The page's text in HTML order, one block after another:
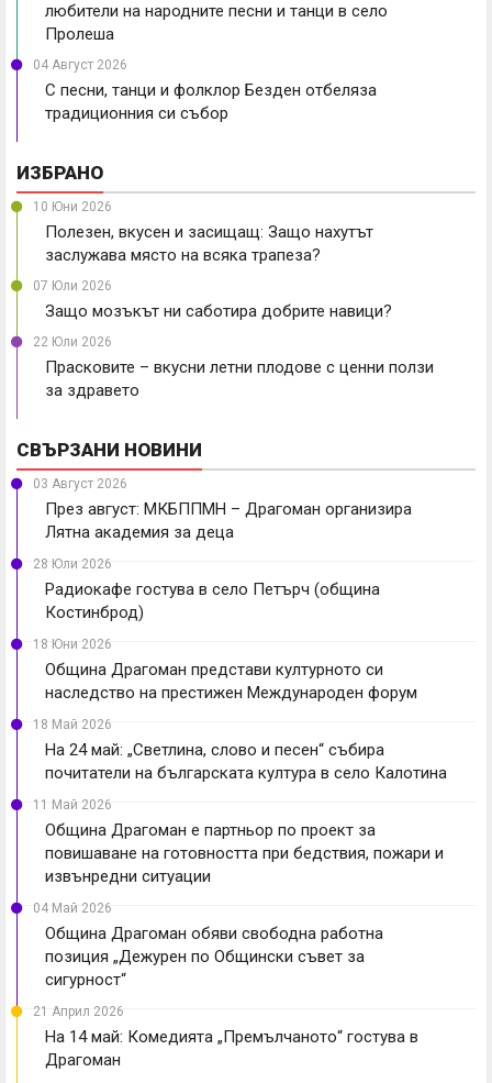
любители на народните песни и танци в село
Пролеша
04 Август 2026
С песни, танци и фолклор Безден отбеляза
традиционния си събор
ИЗБРАНО
10 Юни 2026
Полезен, вкусен и засищащ: Защо нахутът
заслужава място на всяка трапеза?
07 Юли 2026
Защо мозъкът ни саботира добрите навици?
22 Юли 2026
Прасковите – вкусни летни плодове с ценни ползи
за здравето
СВЪРЗАНИ НОВИНИ
03 Август 2026
През август: МКБППМН – Драгоман организира
Лятна академия за деца
28 Юли 2026
Радиокафе гостува в село Петърч (община
Костинброд)
18 Юни 2026
Община Драгоман представи културното си
наследство на престижен Международен форум
18 Май 2026
На 24 май: „Светлина, слово и песен“ събира
почитатели на българската култура в село Калотина
11 Май 2026
Община Драгоман е партньор по проект за
повишаване на готовността при бедствия, пожари и
извънредни ситуации
04 Май 2026
Община Драгоман обяви свободна работна
позиция „Дежурен по Общински съвет за
сигурност“
21 Април 2026
На 14 май: Комедията „Премълчаното“ гостува в
Драгоман